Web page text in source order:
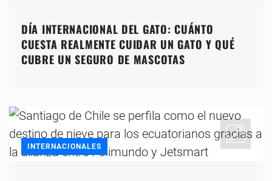
DÍA INTERNACIONAL DEL GATO: CUÁNTO
CUESTA REALMENTE CUIDAR UN GATO Y QUÉ
CUBRE UN SEGURO DE MASCOTAS
INTERNACIONALES